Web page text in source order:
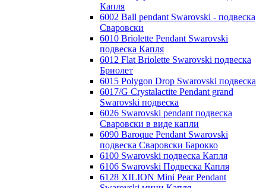
Капля
6002 Ball pendant Swarovski - подвеска
Сваровски
6010 Briolette Pendant Swarovski
подвеска Капля
6012 Flat Briolette Swarovski подвеска
Бриолет
6015 Polygon Drop Swarovski подвеска
6017/G Crystalactite Pendant grand
Swarovski подвеска
6026 Swarovski pendant подвеска
Сваровски в виде капли
6090 Baroque Pendant Swarovski
подвеска Сваровски Барокко
6100 Swarovski подвеска Капля
6106 Swarovski Подвеска Капля
6128 XILION Mini Pear Pendant